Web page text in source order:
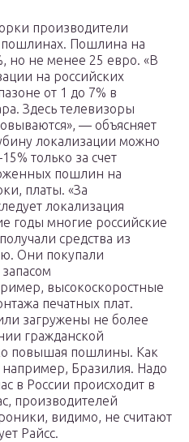
производители
Пошлина на
но не менее 25 евро. «В
на российских
от 1 до 7% в
Здесь телевизоры
— объясняет
локализации можно
только за счет
пошлин на
платы. «За
локализация
годы многие российские
средства из
Они покупали
высокоскоростные
печатных плат.
загружены не более
гражданской
повышая пошлины. Как
например, Бразилия. Надо
в России происходит в
производителей
видимо, не считают
Райсс.